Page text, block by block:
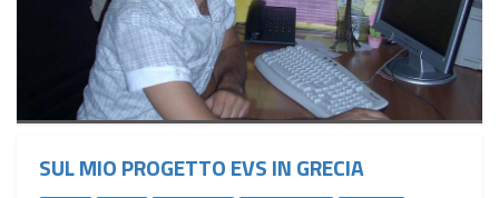
SUL MIO PROGETTO EVS IN GRECIA